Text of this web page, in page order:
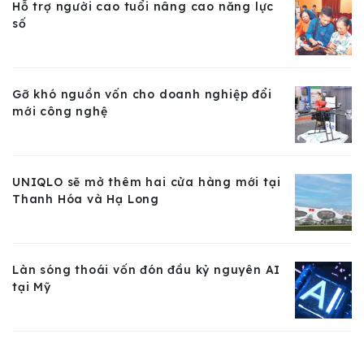
Hỗ trợ người cao tuổi nâng cao năng lực
số
Gỡ khó nguồn vốn cho doanh nghiệp đổi
mới công nghệ
UNIQLO sẽ mở thêm hai cửa hàng mới tại
Thanh Hóa và Hạ Long
Làn sóng thoái vốn đón đầu kỷ nguyên AI
tại Mỹ